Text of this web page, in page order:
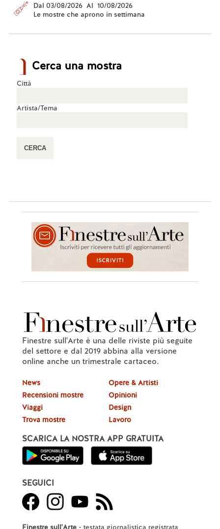
Dal 03/08/2026 Al 10/08/2026
Le mostre che aprono in settimana
Cerca una mostra
Città
Artista/Tema
Finestre sull'Arte è una delle riviste più seguite
del settore e dal 2019 abbina alla versione
online anche un trimestrale cartaceo.
News
Recensioni mostre
Viaggi
Trova mostre
Opere & Artisti
Opinioni
Design
Lavoro
SCARICA LA NOSTRA APP GRATUITA
SEGUICI
Finestre sull'Arte- testata giornalistica registrata